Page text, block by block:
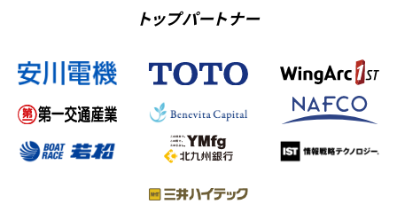
トップパートナー